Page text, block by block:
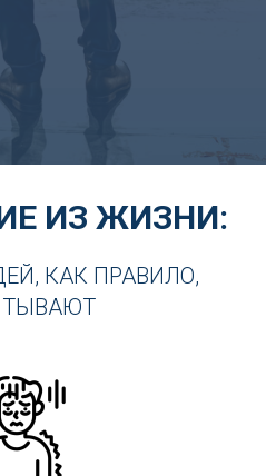
ИЗ ЖИЗНИ:
КАК ПРАВИЛО,